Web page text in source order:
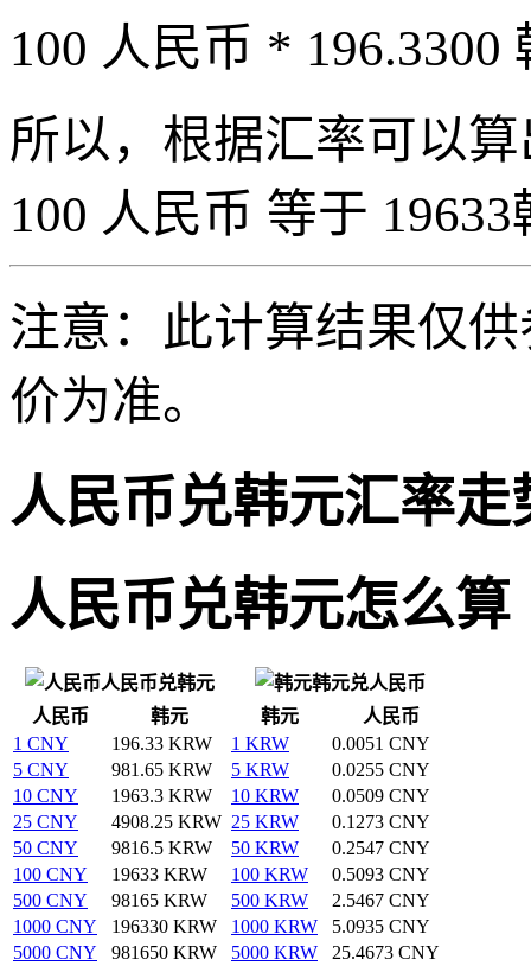
100 人民币 * 196.3300
所以，根据汇率可以
100 人民币 等于
注意：此计算结果仅
价为准。
人民币兑韩元汇率走
人民币兑韩元怎么算
人民币兑韩元
韩元兑人民币
人民币
韩元 韩元
人民币
1 CNY
196.33 KRW 1 KRW
0.0051 CNY
5 CNY
981.65 KRW 5 KRW
0.0255 CNY
10 CNY
1963.3 KRW 10 KRW
0.0509 CNY
25 CNY
4908.25 KRW 25 KRW
0.1273 CNY
50 CNY
9816.5 KRW 50 KRW
0.2547 CNY
100 CNY
19633 KRW 100 KRW
0.5093 CNY
500 CNY
98165 KRW 500 KRW
2.5467 CNY
1000 CNY
196330 KRW 1000 KRW
5.0935 CNY
5000 CNY
981650 KRW 5000 KRW
25.4673 CNY